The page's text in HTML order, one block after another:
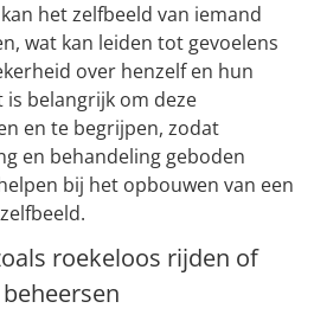
het zelfbeeld van iemand
wat kan leiden tot gevoelens
over henzelf en hun
is belangrijk om deze
en te begrijpen, zodat
en behandeling geboden
bij het opbouwen van een
roekeloos rijden of